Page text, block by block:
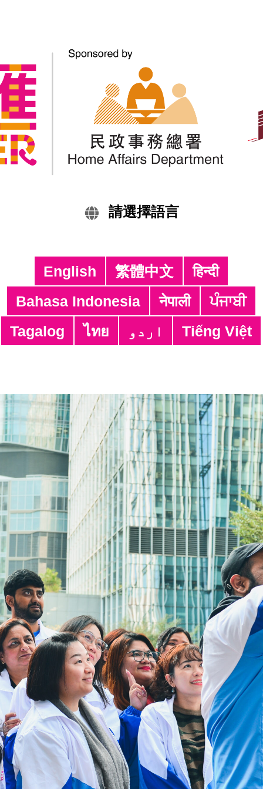
求職者
勞工處為少數族裔人士提供的就業服務
資歷評審
為新工作做準備
職位空缺
香港九龍觀塘駿業街64號南益商業中
心4樓
電話:
3106 3104
傳真:
3106 0454
電郵:
cheer@hkcs.org
偶到服務時間:
週一
9:00am - 5:00pm
週二至週日
9:00am - 9:00pm
公眾假期
關閉
相關連結
聯絡我們
隱私政策
民政事務總署
請選擇語言
English 繁體中文
हिन्दी
Bahasa Indonesia
नेपाली
ਪੰਜਾਬੀ
Tagalog
ไทย اردو Tiếng Việt